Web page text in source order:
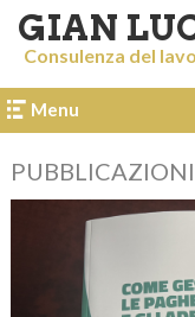
GIAN
Consulenza del
Menu
PUBBLICAZIONI